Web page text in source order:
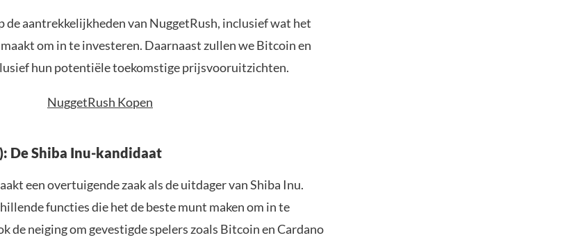
de aantrekkelijkheden van NuggetRush, inclusief wat het
om in te investeren. Daarnaast zullen we Bitcoin en
hun potentiële toekomstige prijsvooruitzichten.
NuggetRush Kopen
De Shiba Inu-kandidaat
een overtuigende zaak als de uitdager van Shiba Inu.
functies die het de beste munt maken om in te
de neiging om gevestigde spelers zoals Bitcoin en Cardano